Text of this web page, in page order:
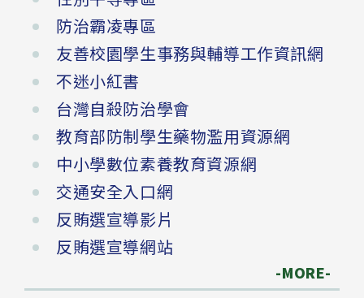
防治霸凌專區
友善校園學生事務與輔導工作資訊網
不迷小紅書
台灣自殺防治學會
教育部防制學生藥物濫用資源網
中小學數位素養教育資源網
交通安全入口網
反賄選宣導影片
反賄選宣導網站
-MORE-